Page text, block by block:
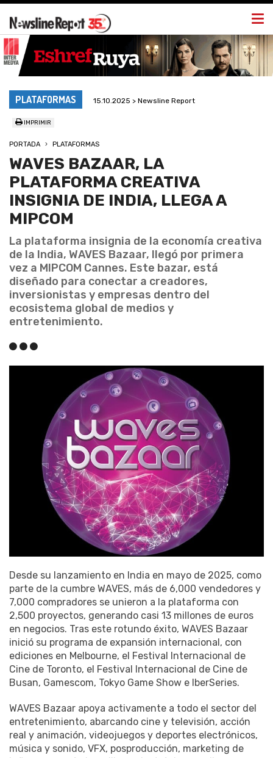
PLATAFORMAS 15.10.2025 > Newsline Report
IMPRIMIR
PORTADA PLATAFORMAS
WAVES BAZAAR, LA
PLATAFORMA CREATIVA
INSIGNIA DE INDIA, LLEGA A
MIPCOM
La plataforma insignia de la economía creativa
de la India, WAVES Bazaar, llegó por primera
vez a MIPCOM Cannes. Este bazar, está
diseñado para conectar a creadores,
inversionistas y empresas dentro del
ecosistema global de medios y
entretenimiento.
Desde su lanzamiento en India en mayo de 2025, como
parte de la cumbre WAVES, más de 6,000 vendedores y
7,000 compradores se unieron a la plataforma con
2,500 proyectos, generando casi 13 millones de euros
en negocios. Tras este rotundo éxito, WAVES Bazaar
inició su programa de expansión internacional, con
ediciones en Melbourne, el Festival Internacional de
Cine de Toronto, el Festival Internacional de Cine de
Busan, Gamescom, Tokyo Game Show e IberSeries.
WAVES Bazaar apoya activamente a todo el sector del
entretenimiento, abarcando cine y televisión, acción
real y animación, videojuegos y deportes electrónicos,
música y sonido, VFX, posproducción, marketing de